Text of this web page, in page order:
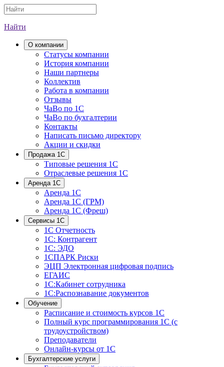
Найти
О компании
Cтатусы компании
История компании
Наши партнеры
Коллектив
Работа в компании
Отзывы
ЧаВо по 1С
ЧаВо по бухгалтерии
Контакты
Написать письмо директору
Акции и скидки
Продажа 1С
Типовые решения 1С
Отраслевые решения 1С
Аренда 1С
Аренда 1С
Аренда 1С (ГРМ)
Аренда 1С (Фреш)
Сервисы 1С
1С Отчетность
1С: Контрагент
1С: ЭДО
1СПАРК Риски
ЭЦП Электронная цифровая подпись
ЕГАИС
1С:Кабинет сотрудника
1С:Распознавание документов
Обучение
Расписание и стоимость курсов 1С
Полный курс программирования 1С (с
трудоустройством)
Преподаватели
Онлайн-курсы от 1С
Бухгалтерские услуги